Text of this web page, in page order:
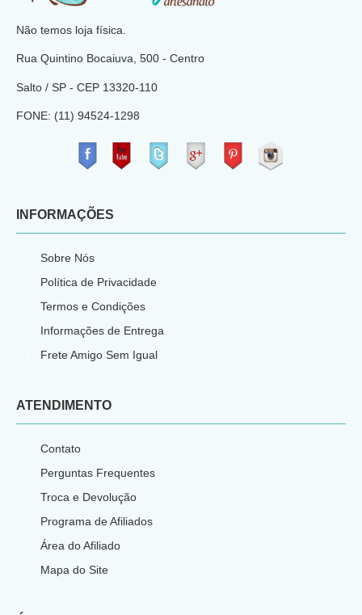
Não temos loja física.
Rua Quintino Bocaiuva, 500 - Centro
Salto / SP - CEP 13320-110
FONE: (11) 94524-1298
INFORMAÇÕES
Sobre Nós
Política de Privacidade
Termos e Condições
Informações de Entrega
Frete Amigo Sem Igual
ATENDIMENTO
Contato
Perguntas Frequentes
Troca e Devolução
Programa de Afiliados
Área do Afiliado
Mapa do Site